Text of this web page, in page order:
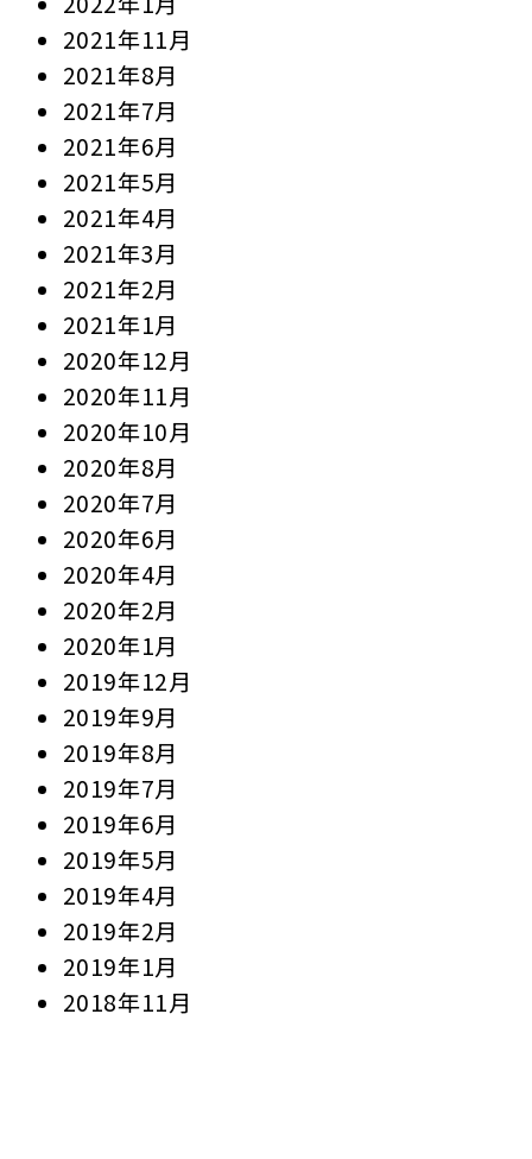
2021年11月
2021年8月
2021年7月
2021年6月
2021年5月
2021年4月
2021年3月
2021年2月
2021年1月
2020年12月
2020年11月
2020年10月
2020年8月
2020年7月
2020年6月
2020年4月
2020年2月
2020年1月
2019年12月
2019年9月
2019年8月
2019年7月
2019年6月
2019年5月
2019年4月
2019年2月
2019年1月
2018年11月